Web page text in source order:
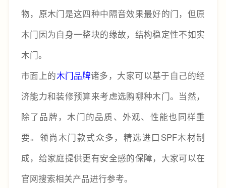
物，原木门是这四种中隔音效果最好的门，但原
木门因为自身一整块的缘故，结构稳定性不如实
木门。
市面上的木门品牌诸多，大家可以基于自己的经
济能力和装修预算来考虑选购哪种木门。当然，
除了品牌，木门的品质、外观、性能也同样重
要。领尚木门款式众多，精选进口SPF木材制
成，给家庭提供更有安全感的保障，大家可以在
官网搜索相关产品进行参考。